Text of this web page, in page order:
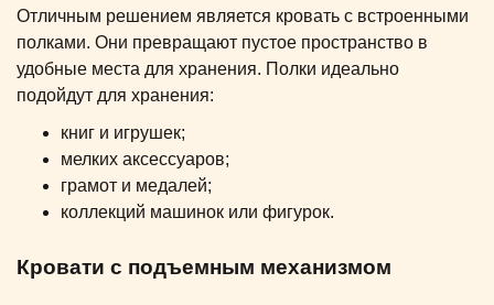
Отличным решением является кровать с встроенными
полками. Они превращают пустое пространство в
удобные места для хранения. Полки идеально
подойдут для хранения:
книг и игрушек;
мелких аксессуаров;
грамот и медалей;
коллекций машинок или фигурок.
Кровати с подъемным механизмом